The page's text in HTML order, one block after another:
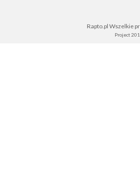
Rapto.pl Wszelkie
Project